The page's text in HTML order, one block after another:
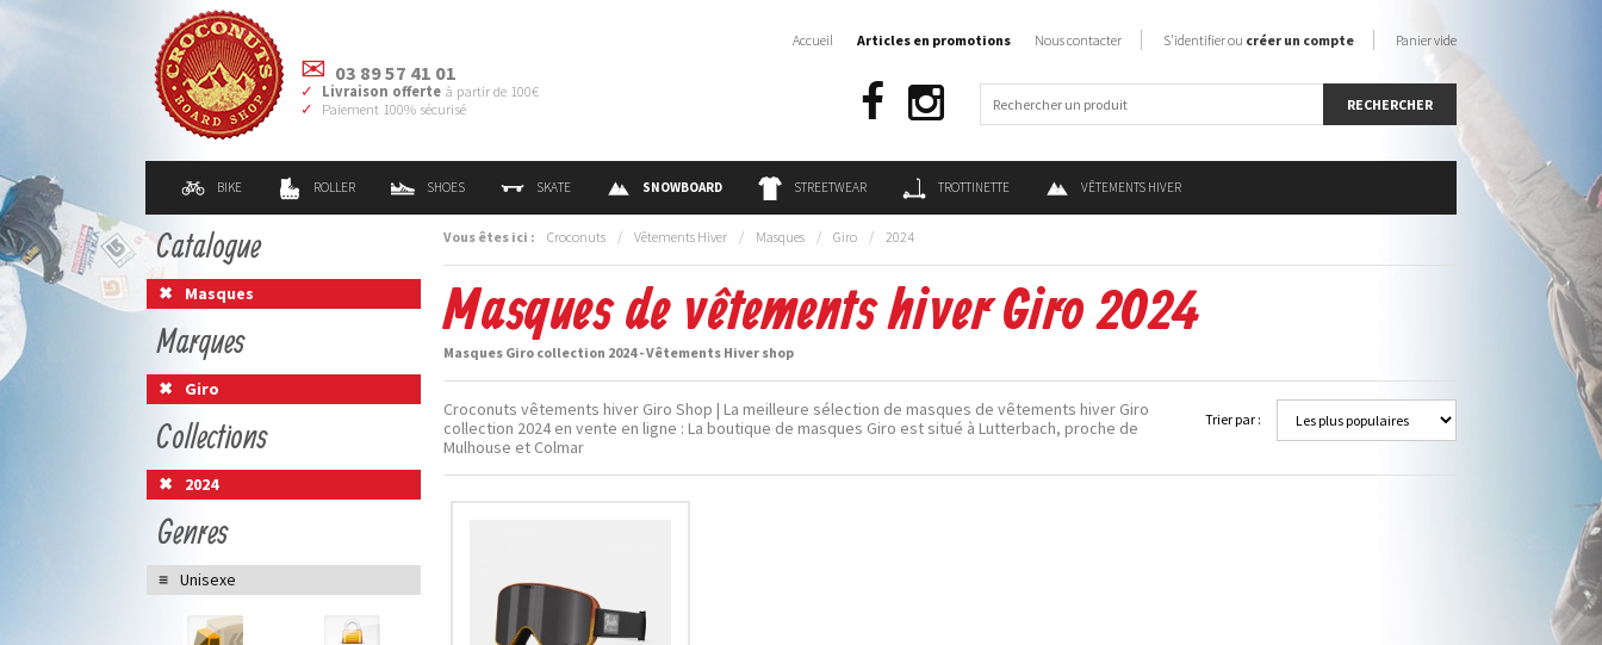
03 89 57 41 01
Livraison offerte à partir de 100€
Paiement 100% sécurisé
BIKE ROLLER SHOES SKATE SNOWBOARD STREETWEAR TROTTINETTE VÊTEMENTS HIVER
Accueil Articles en promotions Nous contacter S'identifier ou créer un compte Panier vide
Vous êtes ici : Croconuts / Vêtements Hiver / Masques / Giro / 2024
Masques de vêtements hiver Giro 2024
Masques Giro collection 2024 - Vêtements Hiver shop
Trier par :
Croconuts vêtements hiver Giro Shop | La meilleure sélection de masques de vêtements hiver Giro
collection 2024 en vente en ligne : La boutique de masques Giro est situé à Lutterbach, proche de
Mulhouse et Colmar
Catalogue
Masques
Marques
Giro
Collections
2024
Genres
Unisexe